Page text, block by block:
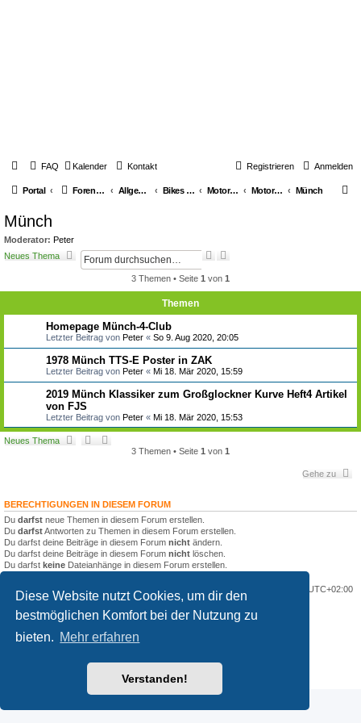
Diese Website nutzt Cookies, um dir den
bestmöglichen Komfort bei der Nutzung zu
bieten. Mehr erfahren
Verstanden!
FAQ Kalender Kontakt Anmelden
Registrieren
Portal Foren-Übersicht Allgemeines über Youngtimerbikes Bikes & Generelle Themen Motorräder Motorräder diverse Marken Münch
Münch
Moderator: Peter
Neues Thema
S
c
r
S
c
h
e
3 Themen • Seite 1 von 1
Themen
Homepage Münch-4-Club
Letzter Beitrag von Peter « So 9. Aug 2020, 20:05
1978 Münch TTS-E Poster in ZAK
Letzter Beitrag von Peter « Mi 18. Mär 2020, 15:59
2019 Münch Klassiker zum Großglockner Kurve Heft4 Artikel
von FJS
Letzter Beitrag von Peter « Mi 18. Mär 2020, 15:53
Neues Thema
3 Themen • Seite 1 von 1
Gehe zu
BERECHTIGUNGEN IN DIESEM FORUM
Du darfst neue Themen in diesem Forum erstellen.
Du darfstAntworten zu Themen in diesem Forum erstellen.
Du darfst deine Beiträge in diesem Forum nicht ändern.
Du darfst deine Beiträge in diesem Forum nicht löschen.
Du darfst keine Dateianhänge in diesem Forum erstellen.
Portal Foren-Übersicht UTC+02:00
Powered by phpBB ® Forum Software © phpBB Limited
Deutsche Übersetzung durch
Customized by